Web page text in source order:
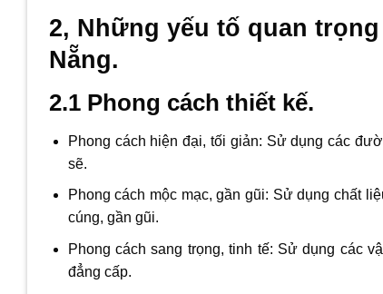
2, Những yếu tố quan
Nẵng.
2.1 Phong cách thiết kế.
Phong cách hiện đại, tối giản: Sử dụng các
sẽ.
Phong cách mộc mạc, gần gũi: Sử dụng chất
cúng, gần gũi.
Phong cách sang trọng, tinh tế: Sử dụng các
đẳng cấp.